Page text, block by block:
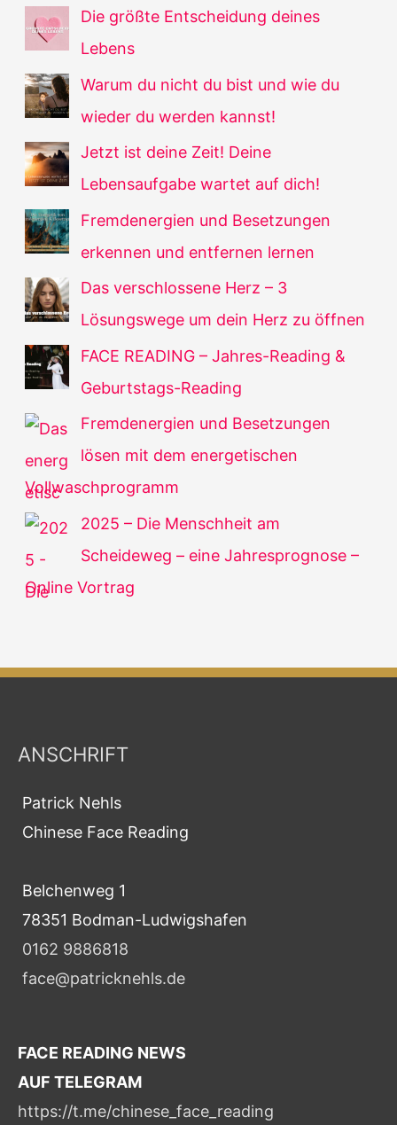
Die größte Entscheidung deines
Lebens
Warum du nicht du bist und wie du
wieder du werden kannst!
Jetzt ist deine Zeit! Deine
Lebensaufgabe wartet auf dich!
Fremdenergien und Besetzungen
erkennen und entfernen lernen
Das verschlossene Herz – 3
Lösungswege um dein Herz zu öffnen
FACE READING – Jahres-Reading &
Geburtstags-Reading
Fremdenergien und Besetzungen
lösen mit dem energetischen
Vollwaschprogramm
2025 – Die Menschheit am
Scheideweg – eine Jahresprognose –
Online Vortrag
ANSCHRIFT
Patrick Nehls
Chinese Face Reading
Belchenweg 1
78351 Bodman-Ludwigshafen
0162 9886818
face@patricknehls.de
FACE READING NEWS
AUF TELEGRAM
https://t.me/chinese_face_reading